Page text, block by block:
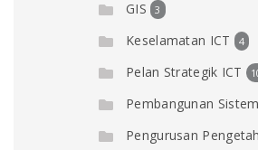
GIS 3
Keselamatan ICT 4
Pelan Strategik ICT
Pembangunan Sistem
Pengurusan